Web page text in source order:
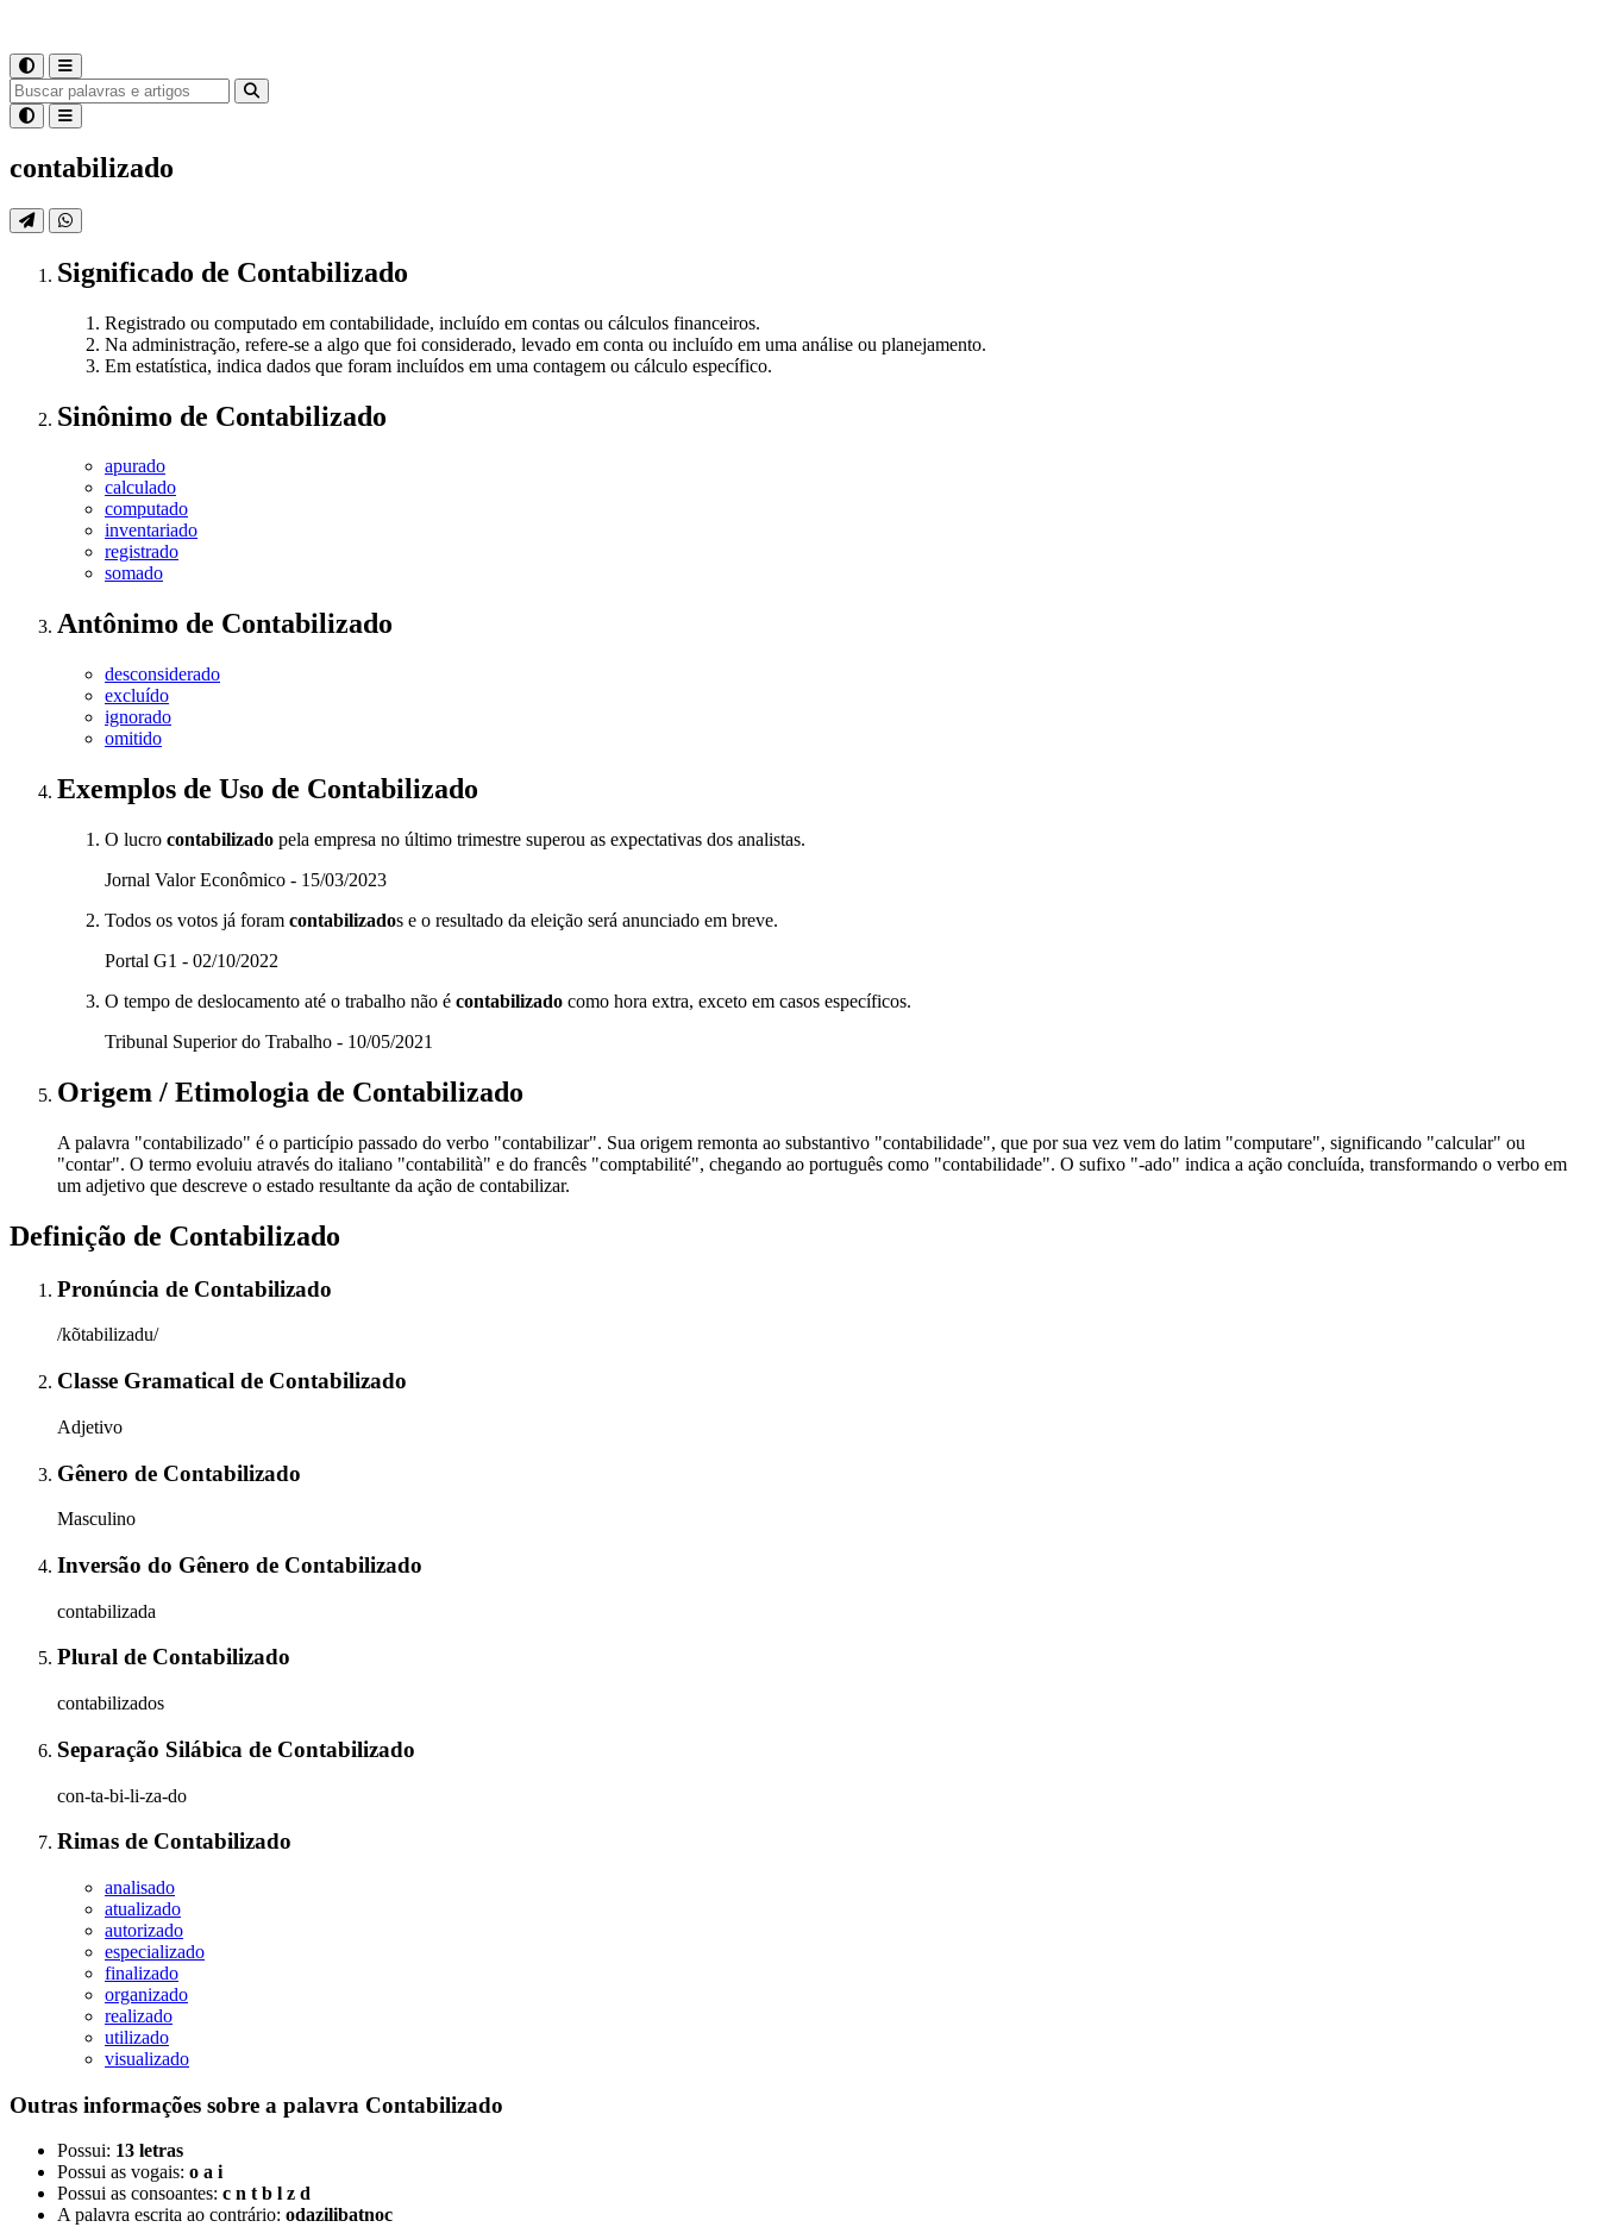
contabilizado
Significado de Contabilizado
Registrado ou computado em contabilidade, incluído em contas ou cálculos financeiros.
Na administração, refere-se a algo que foi considerado, levado em conta ou incluído em uma análise ou planejamento.
Em estatística, indica dados que foram incluídos em uma contagem ou cálculo específico.
Sinônimo de Contabilizado
apurado
calculado
computado
inventariado
registrado
somado
Antônimo de Contabilizado
desconsiderado
excluído
ignorado
omitido
Exemplos de Uso de Contabilizado
O lucro contabilizado pela empresa no último trimestre superou as expectativas dos analistas.
Jornal Valor Econômico - 15/03/2023
Todos os votos já foram contabilizados e o resultado da eleição será anunciado em breve.
Portal G1 - 02/10/2022
O tempo de deslocamento até o trabalho não é contabilizado como hora extra, exceto em casos específicos.
Tribunal Superior do Trabalho - 10/05/2021
Origem / Etimologia de Contabilizado
A palavra "contabilizado" é o particípio passado do verbo "contabilizar". Sua origem remonta ao substantivo "contabilidade", que por sua vez vem do latim "computare", significando "calcular" ou
"contar". O termo evoluiu através do italiano "contabilità" e do francês "comptabilité", chegando ao português como "contabilidade". O sufixo "-ado" indica a ação concluída, transformando o verbo em
um adjetivo que descreve o estado resultante da ação de contabilizar.
Definição de Contabilizado
Pronúncia de Contabilizado
/kõtabilizadu/
Classe Gramatical de Contabilizado
Adjetivo
Gênero de Contabilizado
Masculino
Inversão do Gênero de Contabilizado
contabilizada
Plural de Contabilizado
contabilizados
Separação Silábica de Contabilizado
con-ta-bi-li-za-do
Rimas de Contabilizado
analisado
atualizado
autorizado
especializado
finalizado
organizado
realizado
utilizado
visualizado
Outras informações sobre a palavra Contabilizado
Possui: 13 letras
Possui as vogais: o a i
Possui as consoantes: c n t b l z d
A palavra escrita ao contrário: odazilibatnoc